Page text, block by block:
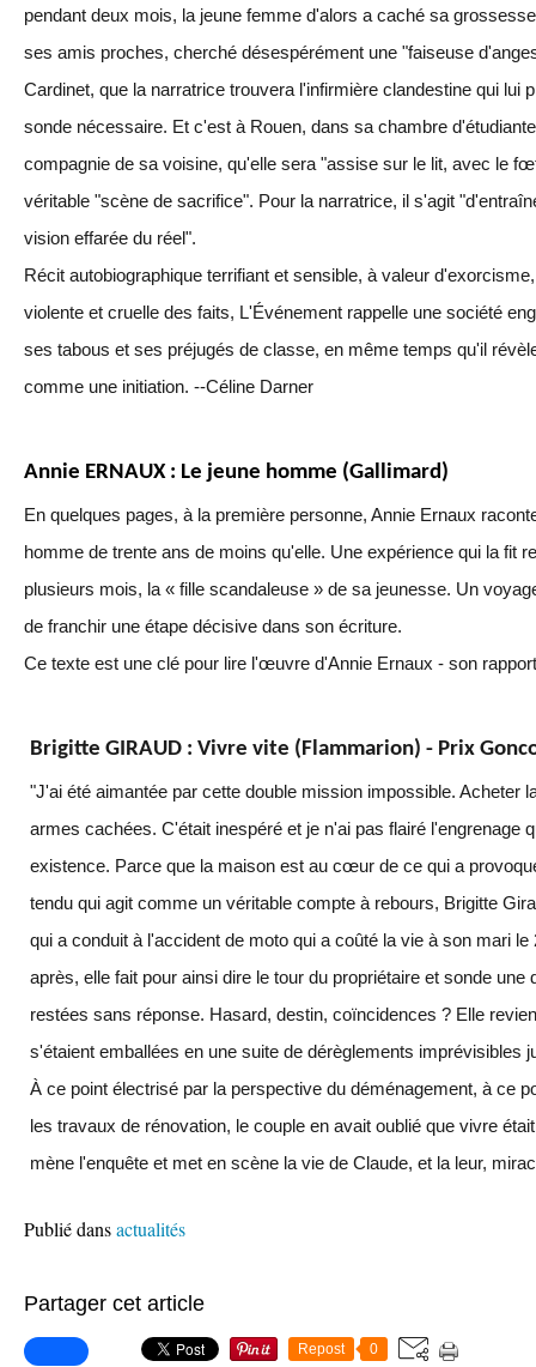
pendant deux mois, la jeune femme d'alors a caché sa
ses amis proches, cherché désespérément une "faiseuse
Cardinet, que la narratrice trouvera l'infirmière clandestine qui lui
sonde nécessaire. Et c'est à Rouen, dans sa chambre
compagnie de sa voisine, qu'elle sera "assise sur le lit, avec le
véritable "scène de sacrifice". Pour la narratrice, il s'agit
vision effarée du réel".
Récit autobiographique terrifiant et sensible, à valeur
violente et cruelle des faits, L'Événement rappelle une société
ses tabous et ses préjugés de classe, en même temps qu'il
comme une initiation. --Céline Darner
Annie ERNAUX : Le jeune homme (Gallimard)
En quelques pages, à la première personne, Annie Ernaux
homme de trente ans de moins qu'elle. Une expérience qui la fit
plusieurs mois, la « fille scandaleuse » de sa jeunesse. Un
de franchir une étape décisive dans son écriture.
Ce texte est une clé pour lire l'œuvre d'Annie Ernaux - son
Brigitte GIRAUD : Vivre vite (Flammarion) - Prix
"J'ai été aimantée par cette double mission impossible. Acheter
armes cachées. C'était inespéré et je n'ai pas flairé l'engrenage
existence. Parce que la maison est au cœur de ce qui a
tendu qui agit comme un véritable compte à rebours, Brigitte
qui a conduit à l'accident de moto qui a coûté la vie à son mari le
après, elle fait pour ainsi dire le tour du propriétaire et sonde une
restées sans réponse. Hasard, destin, coïncidences ? Elle
s'étaient emballées en une suite de dérèglements imprévisibles
À ce point électrisé par la perspective du déménagement, à ce
les travaux de rénovation, le couple en avait oublié que vivre
mène l'enquête et met en scène la vie de Claude, et la leur,
Publié dansactualités
Partager cet article
Repost 0